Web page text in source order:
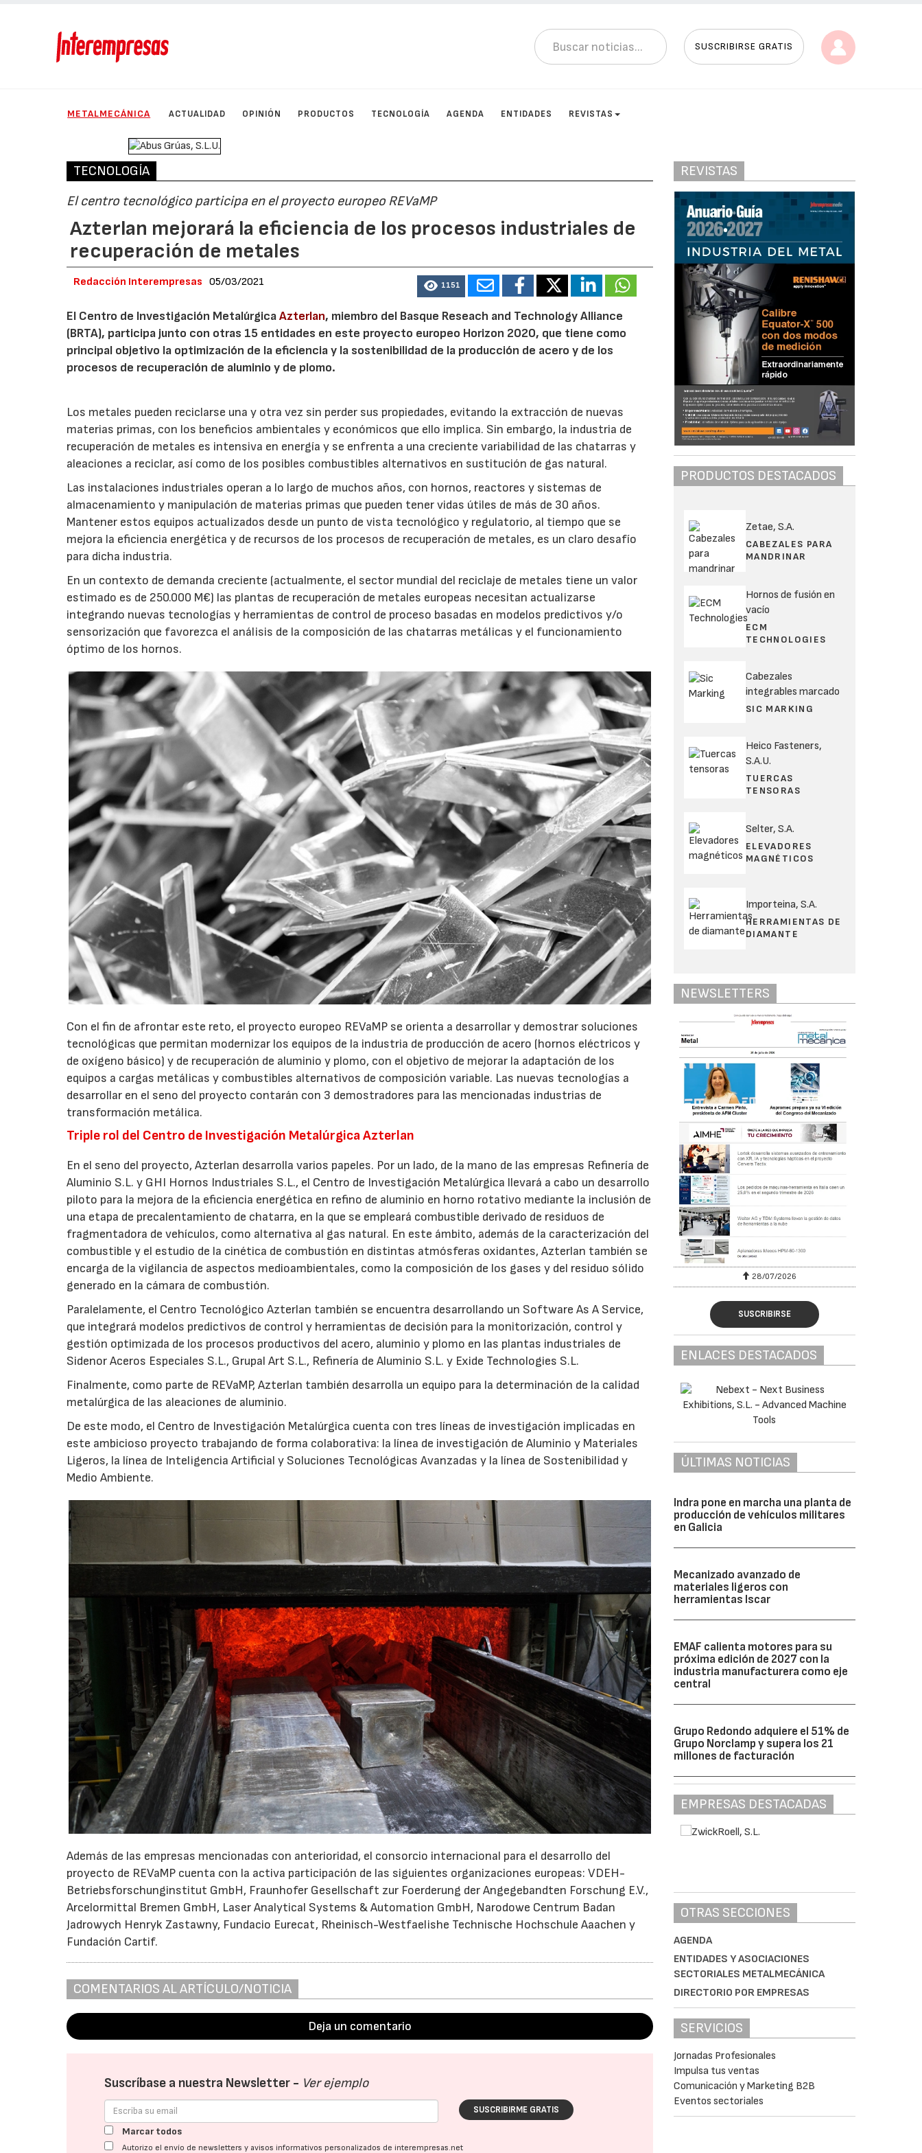
SUSCRIBIRSE GRATIS
METALMECÁNICA ACTUALIDAD OPINIÓN PRODUCTOS TECNOLOGÍA AGENDA ENTIDADES REVISTAS
TECNOLOGÍA
El centro tecnológico participa en el proyecto europeo REVaMP
Azterlan mejorará la eficiencia de los procesos industriales de
recuperación de metales
Redacción Interempresas 05/03/2021 1151
El Centro de Investigación MetalúrgicaAzterlan, miembro del Basque Reseach and Technology Alliance
(BRTA), participa junto con otras 15 entidades en este proyecto europeo Horizon 2020, que tiene como
principal objetivo la optimización de la eficiencia y la sostenibilidad de la producción de acero y de los
procesos de recuperación de aluminio y de plomo.
Los metales pueden reciclarse una y otra vez sin perder sus propiedades, evitando la extracción de nuevas
materias primas, con los beneficios ambientales y económicos que ello implica. Sin embargo, la industria de
recuperación de metales es intensiva en energía y se enfrenta a una creciente variabilidad de las chatarras y
aleaciones a reciclar, así como de los posibles combustibles alternativos en sustitución de gas natural.
Las instalaciones industriales operan a lo largo de muchos años, con hornos, reactores y sistemas de
almacenamiento y manipulación de materias primas que pueden tener vidas útiles de más de 30 años.
Mantener estos equipos actualizados desde un punto de vista tecnológico y regulatorio, al tiempo que se
mejora la eficiencia energética y de recursos de los procesos de recuperación de metales, es un claro desafío
para dicha industria.
En un contexto de demanda creciente (actualmente, el sector mundial del reciclaje de metales tiene un valor
estimado es de 250.000 M€) las plantas de recuperación de metales europeas necesitan actualizarse
integrando nuevas tecnologías y herramientas de control de proceso basadas en modelos predictivos y/o
sensorización que favorezca el análisis de la composición de las chatarras metálicas y el funcionamiento
óptimo de los hornos.
Con el fin de afrontar este reto, el proyecto europeo REVaMP se orienta a desarrollar y demostrar soluciones
tecnológicas que permitan modernizar los equipos de la industria de producción de acero (hornos eléctricos y
de oxígeno básico) y de recuperación de aluminio y plomo, con el objetivo de mejorar la adaptación de los
equipos a cargas metálicas y combustibles alternativos de composición variable. Las nuevas tecnologías a
desarrollar en el seno del proyecto contarán con 3 demostradores para las mencionadas industrias de
transformación metálica.
Triple rol del Centro de Investigación Metalúrgica Azterlan
En el seno del proyecto, Azterlan desarrolla varios papeles. Por un lado, de la mano de las empresas Refinería de
Aluminio S.L. y GHI Hornos Industriales S.L., el Centro de Investigación Metalúrgica llevará a cabo un desarrollo
piloto para la mejora de la eficiencia energética en refino de aluminio en horno rotativo mediante la inclusión de
una etapa de precalentamiento de chatarra, en la que se empleará combustible derivado de residuos de
fragmentadora de vehículos, como alternativa al gas natural. En este ámbito, además de la caracterización del
combustible y el estudio de la cinética de combustión en distintas atmósferas oxidantes, Azterlan también se
encarga de la vigilancia de aspectos medioambientales, como la composición de los gases y del residuo sólido
generado en la cámara de combustión.
Paralelamente, el Centro Tecnológico Azterlan también se encuentra desarrollando un Software As A Service,
que integrará modelos predictivos de control y herramientas de decisión para la monitorización, control y
gestión optimizada de los procesos productivos del acero, aluminio y plomo en las plantas industriales de
Sidenor Aceros Especiales S.L., Grupal Art S.L., Refinería de Aluminio S.L. y Exide Technologies S.L.
Finalmente, como parte de REVaMP, Azterlan también desarrolla un equipo para la determinación de la calidad
metalúrgica de las aleaciones de aluminio.
De este modo, el Centro de Investigación Metalúrgica cuenta con tres líneas de investigación implicadas en
este ambicioso proyecto trabajando de forma colaborativa: la línea de investigación de Aluminio y Materiales
Ligeros, la línea de Inteligencia Artificial y Soluciones Tecnológicas Avanzadas y la línea de Sostenibilidad y
Medio Ambiente.
Además de las empresas mencionadas con anterioridad, el consorcio internacional para el desarrollo del
proyecto de REVaMP cuenta con la activa participación de las siguientes organizaciones europeas: VDEH-
Betriebsforschunginstitut GmbH, Fraunhofer Gesellschaft zur Foerderung der Angegebandten Forschung E.V.,
Arcelormittal Bremen GmbH, Laser Analytical Systems & Automation GmbH, Narodowe Centrum Badan
Jadrowych Henryk Zastawny, Fundacio Eurecat, Rheinisch-Westfaelishe Technische Hochschule Aaachen y
Fundación Cartif.
COMENTARIOS AL ARTÍCULO/NOTICIA
Deja un comentario
Suscríbase a nuestra Newsletter - Ver ejemplo
SUSCRIBIRME GRATIS
Marcar todos
Autorizo el envío de newsletters y avisos informativos personalizados de interempresas.net
REVISTAS
PRODUCTOS DESTACADOS
Zetae, S.A.
CABEZALES PARA
MANDRINAR
Hornos de fusión en
vacío
ECM
TECHNOLOGIES
Cabezales
integrables marcado
SIC MARKING
Heico Fasteners,
S.A.U.
TUERCAS
TENSORAS
Selter, S.A.
ELEVADORES
MAGNÉTICOS
Importeina, S.A.
HERRAMIENTAS DE
DIAMANTE
NEWSLETTERS
28/07/2026 30/07/2026 28/07/2026
SUSCRIBIRSE
ENLACES DESTACADOS
ÚLTIMAS NOTICIAS
Indra pone en marcha una planta de
producción de vehículos militares
en Galicia
Mecanizado avanzado de
materiales ligeros con
herramientas Iscar
EMAF calienta motores para su
próxima edición de 2027 con la
industria manufacturera como eje
central
Grupo Redondo adquiere el 51% de
Grupo Norclamp y supera los 21
millones de facturación
EMPRESAS DESTACADAS
OTRAS SECCIONES
AGENDA
ENTIDADES Y ASOCIACIONES
SECTORIALES METALMECÁNICA
DIRECTORIO POR EMPRESAS
SERVICIOS
Jornadas Profesionales
Impulsa tus ventas
Comunicación y Marketing B2B
Eventos sectoriales